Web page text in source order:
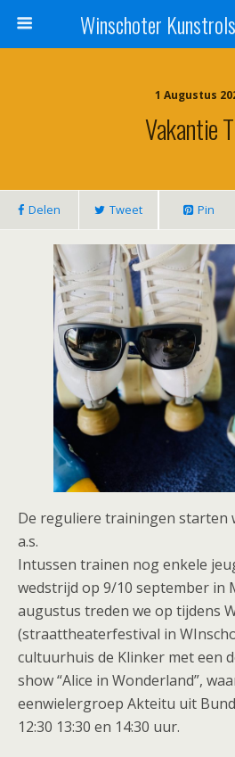
Winschoter
1 Augustus
Vakantie
Delen Tweet Pin
De reguliere trainingen starten
a.s.
Intussen trainen nog enkele
wedstrijd op 9/10 september in
augustus treden we op tijdens
(straattheaterfestival in
cultuurhuis de Klinker met een
show “Alice in Wonderland”,
eenwielergroep Akteitu uit
12:30 13:30 en 14:30 uur.